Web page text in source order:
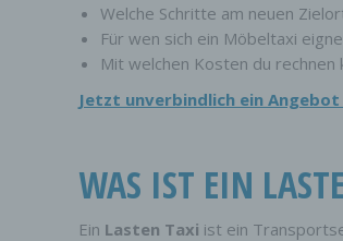
Welche Schritte am neuen
Für wen sich ein Möbeltaxi
Mit welchen Kosten du rechnen
Jetzt unverbindlich ein
WAS IST EIN
Ein Lasten Taxi ist ein